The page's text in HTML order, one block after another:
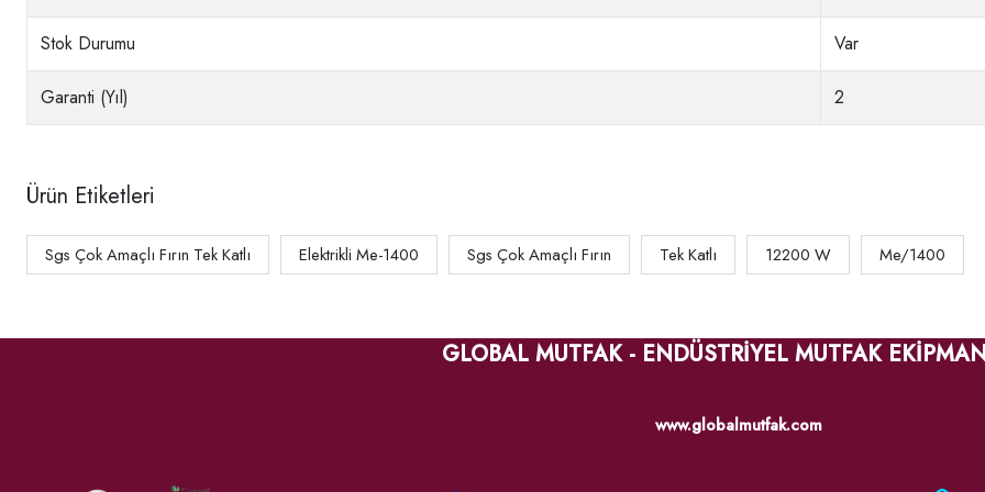
Stok Durumu Var
Garanti (Yıl) 2
Ürün Etiketleri
Sgs Çok Amaçlı Fırın Tek Katlı Elektrikli Me-1400 Sgs Çok Amaçlı Fırın Tek Katlı 12200 W Me/1400
GLOBAL MUTFAK - ENDÜSTRİYEL MUTFAK
www.globalmutfak.com